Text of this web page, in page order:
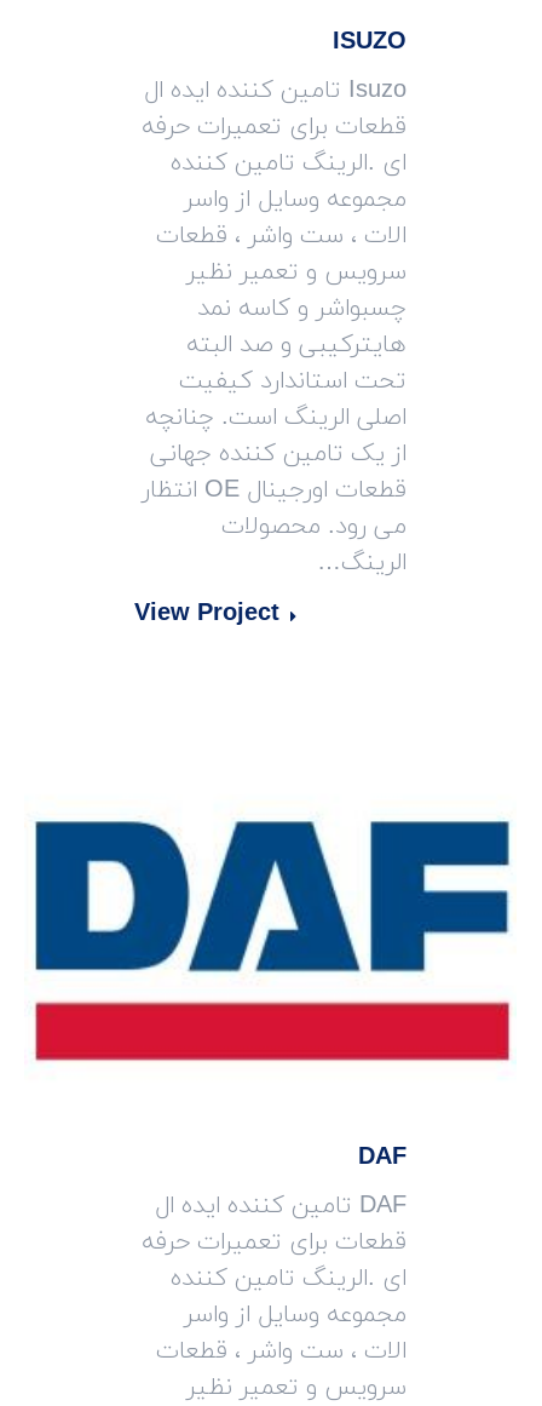
ISUZO
Isuzo تامین کننده ایده ال
قطعات برای تعمیرات حرفه
ای .الرینگ تامین کننده
مجموعه وسایل از واسر
الات ، ست واشر ، قطعات
سرویس و تعمیر نظیر
چسبواشر و کاسه نمد
هایترکیبی و صد البته
تحت استاندارد کیفیت
اصلی الرینگ است. چنانچه
از یک تامین کننده جهانی
قطعات اورجینال OE انتظار
می رود. محصولات
الرینگ…
View Project
DAF
DAF تامین کننده ایده ال
قطعات برای تعمیرات حرفه
ای .الرینگ تامین کننده
مجموعه وسایل از واسر
الات ، ست واشر ، قطعات
سرویس و تعمیر نظیر